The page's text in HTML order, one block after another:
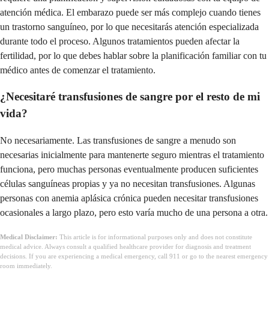
atención médica. El embarazo puede ser más complejo cuando tienes
un trastorno sanguíneo, por lo que necesitarás atención especializada
durante todo el proceso. Algunos tratamientos pueden afectar la
fertilidad, por lo que debes hablar sobre la planificación familiar con tu
médico antes de comenzar el tratamiento.
¿Necesitaré transfusiones de sangre por el resto de mi
vida?
No necesariamente. Las transfusiones de sangre a menudo son
necesarias inicialmente para mantenerte seguro mientras el tratamiento
funciona, pero muchas personas eventualmente producen suficientes
células sanguíneas propias y ya no necesitan transfusiones. Algunas
personas con anemia aplásica crónica pueden necesitar transfusiones
ocasionales a largo plazo, pero esto varía mucho de una persona a otra.
Medical Disclaimer: This article is for informational purposes only and does not constitute
medical advice. Always consult a qualified healthcare provider for diagnosis and treatment
decisions. If you are experiencing a medical emergency, call 911 or go to the nearest emergency
room immediately.